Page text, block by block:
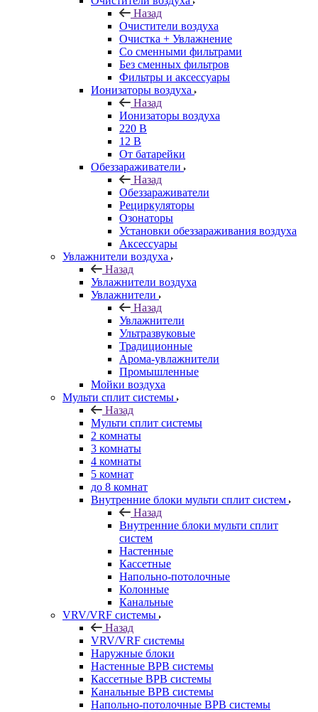
Назад
Очистители воздуха
Очистка + Увлажнение
Cо сменными фильтрами
Без сменных фильтров
Фильтры и аксессуары
Ионизаторы воздуха
Назад
Ионизаторы воздуха
220 В
12 В
От батарейки
Обеззараживатели
Назад
Обеззараживатели
Рециркуляторы
Озонаторы
Установки обеззараживания воздуха
Аксессуары
Увлажнители воздуха
Назад
Увлажнители воздуха
Увлажнители
Назад
Увлажнители
Ультразвуковые
Традиционные
Арома-увлажнители
Промышленные
Мойки воздуха
Мульти сплит системы
Назад
Мульти сплит системы
2 комнаты
3 комнаты
4 комнаты
5 комнат
до 8 комнат
Внутренние блоки мульти сплит систем
Назад
Внутренние блоки мульти сплит
систем
Настенные
Кассетные
Напольно-потолочные
Колонные
Канальные
VRV/VRF системы
Назад
VRV/VRF системы
Наружные блоки
Настенные ВРВ системы
Кассетные ВРВ системы
Канальные ВРВ системы
Напольно-потолочные ВРВ системы